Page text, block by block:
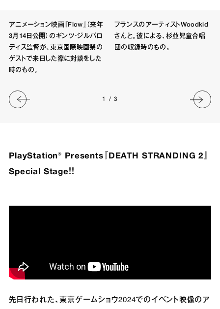
アニメーション映画『Flow』（来年
3月14日公開）のギンツ・ジルバロ
ディス監督が、東京国際映画祭の
ゲストで来日した際に対談をした
時のもの。
フランスのアーティストWoodkid
さんと。彼による、杉並児童合唱
団の収録時のもの。
1 / 3
PlayStation® Presents『DEATH STRANDING 2』
Special Stage！！
先日行われた、東京ゲームショウ2024でのイベント映像のア